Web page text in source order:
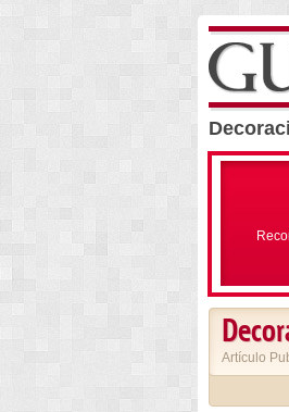
Artículo